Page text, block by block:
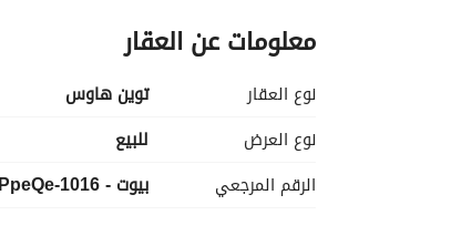
فيو صف اول بحر 100% sea view
تقسيط مريح بمقدم 5% و الباقى اقساط على 10 سنين
خصم مميز على الكاش !!
للتفاصيل و معرفه خصم الكاش
معلومات عن العقار
نوع العقار
توين هاوس
نوع العرض
للبيع
الرقم المرجعي
بيوت - 1016-wPpeQe